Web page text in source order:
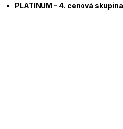
PLATINUM – 4. cenová skupina